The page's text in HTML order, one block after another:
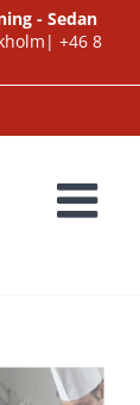
- Sedan
+46 8